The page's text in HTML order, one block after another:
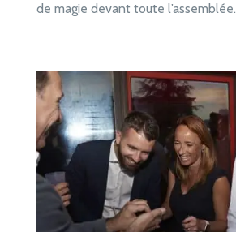
de magie devant toute l’assemblée.